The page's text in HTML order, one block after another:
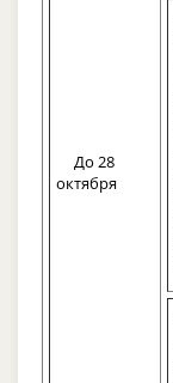
До 28
октября